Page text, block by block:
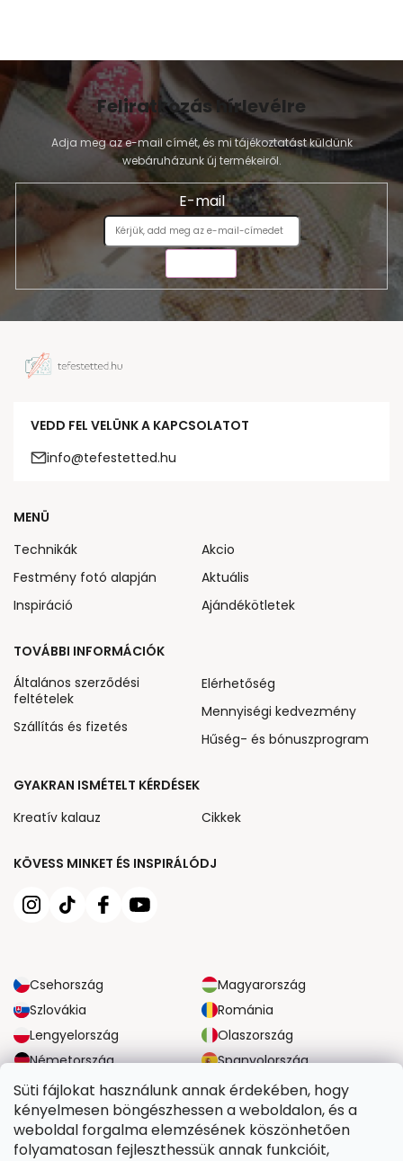
Süti fájlokat használunk annak érdekében, hogy
kényelmesen böngészhessen a weboldalon, és a
weboldal forgalma elemzésének köszönhetően
folyamatosan fejleszthessük annak funkcióit,
Feliratkozás hírlevélre
Adja meg az e-mail címét, és mi tájékoztatást küldünk
webáruházunk új termékeiről.
E-mail
VEDD FEL VELÜNK A KAPCSOLATOT
info@tefestetted.hu
KÖVESS MINKET ÉS INSPIRÁLÓDJ
Csehország
Magyarország
Szlovákia
Románia
Lengyelország
Olaszország
Németország
Spanyolország
Nagy-Britannia
Ausztria
MENÜ
Technikák
Festmény fotó alapján
Inspiráció
Akcio
Aktuális
Ajándékötletek
TOVÁBBI INFORMÁCIÓK
Általános szerződési
feltételek
Szállítás és fizetés
Elérhetőség
Mennyiségi kedvezmény
Hűség- és bónuszprogram
GYAKRAN ISMÉTELT KÉRDÉSEK
Kreatív kalauz
Cikkek
MEGBÍZHATÓ SZÁLLÍTÁSI LEHETŐSÉGEK